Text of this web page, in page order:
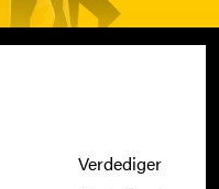
Verdediger